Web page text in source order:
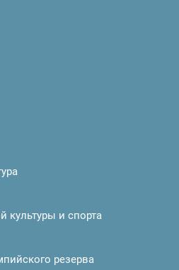
культуры и спорта
резерва